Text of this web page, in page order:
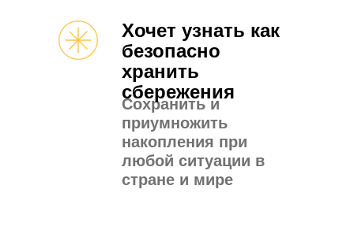
Сохранить и
приумножить
накопления при
любой ситуации в
стране и мире
Хочет узнать как
безопасно
хранить
сбережения